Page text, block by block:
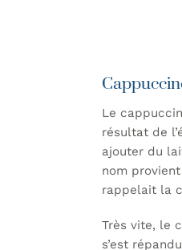
Le
résultat de
ajouter du
nom
rappelait la
Très vite, le
s’est